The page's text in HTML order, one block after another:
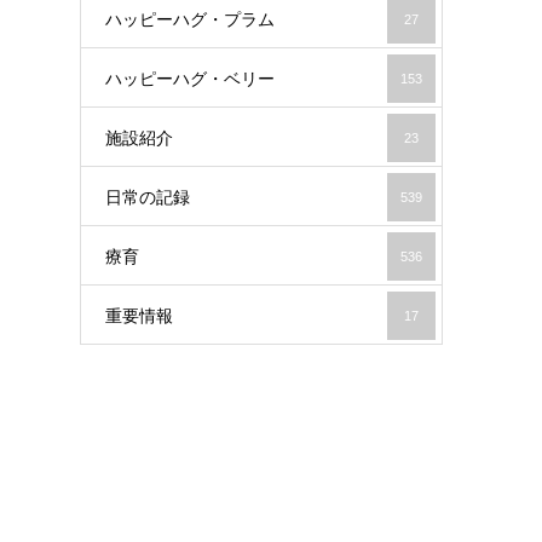
ハッピーハグ・プラム 27
ハッピーハグ・ベリー 153
施設紹介 23
日常の記録 539
療育 536
重要情報 17